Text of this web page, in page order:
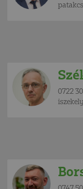
0722